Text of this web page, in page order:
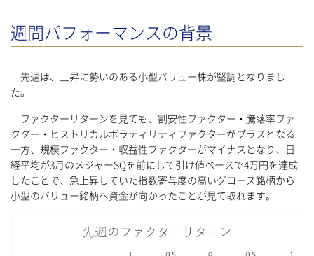
週間パフォーマンスの背景
先週は、上昇に勢いのある小型バリュー株が堅調となりまし
た。
ファクターリターンを見ても、割安性ファクター・騰落率ファ
クター・ヒストリカルボラティリティファクターがプラスとなる
一方、規模ファクター・収益性ファクターがマイナスとなり、日
経平均が3月のメジャーSQを前にして引け値ベースで4万円を達成
したことで、急上昇していた指数寄与度の高いグロース銘柄から
小型のバリュー銘柄へ資金が向かったことが見て取れます。